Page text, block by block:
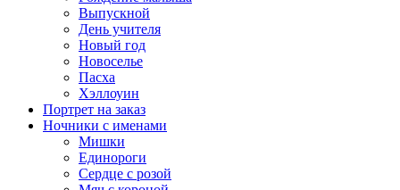
Выпускной
День учителя
Новый год
Новоселье
Пасха
Хэллоуин
Портрет на заказ
Ночники с именами
Мишки
Единороги
Сердце с розой